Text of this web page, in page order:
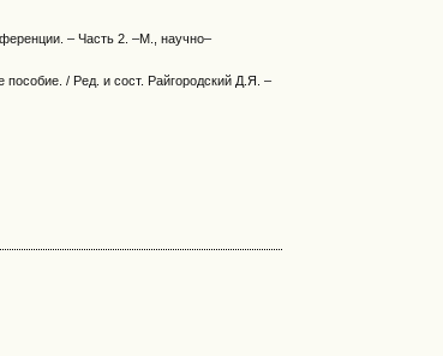
– Часть 2. –М., научно–
/ Ред. и сост. Райгородский Д.Я. –